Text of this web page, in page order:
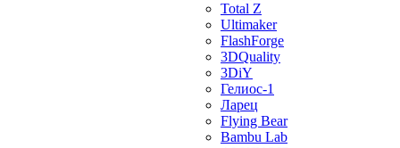
Total Z
Ultimaker
FlashForge
3DQuality
3DiY
Гелиос-1
Ларец
Flying Bear
Bambu Lab